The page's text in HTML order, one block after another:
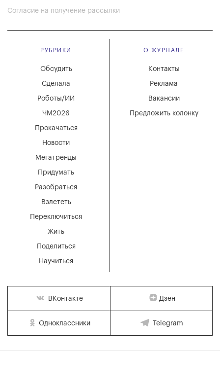
Согласие на получение рассылки
РУБРИКИ
Мегатренды
Придумать
Разобраться
Взлететь
Новости
Переключиться
Жить
Поделиться
Научиться
Обсудить
Сделала
Роботы/ИИ
ЧМ2026
Прокачаться
О ЖУРНАЛЕ
Вакансии
Реклама
Контакты
Предложить колонку
ВКонтакте Дзен
Одноклассники Telegram